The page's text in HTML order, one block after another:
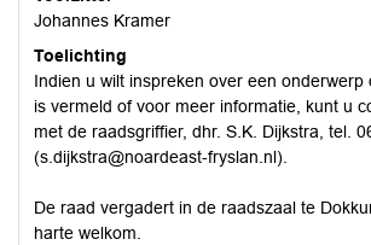
Johannes Kramer
Toelichting
Indien u wilt inspreken over een onderwerp
is vermeld of voor meer informatie, kunt u
met de raadsgriffier, dhr. S.K. Dijkstra, tel.
(s.dijkstra@noardeast-fryslan.nl).
De raad vergadert in de raadszaal te
harte welkom.